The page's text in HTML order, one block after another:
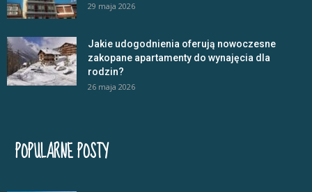
29 maja 2026
Jakie udogodnienia oferują nowoczesne
zakopane apartamenty do wynajęcia dla
rodzin?
26 maja 2026
POPULARNE POSTY